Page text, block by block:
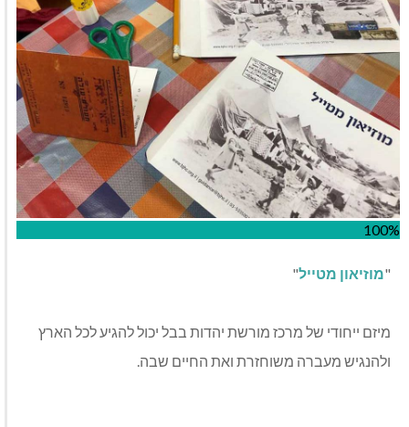
100%
"מוזיאון מטייל"
מיזם ייחודי של מרכז מורשת יהדות בבל יכול להגיע לכל הארץ
ולהנגיש מעברה משוחזרת ואת החיים שבה.